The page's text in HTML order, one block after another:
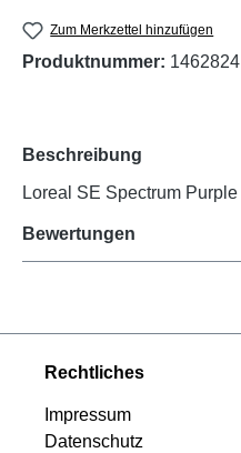
Zum Merkzettel hinzufügen
Produktnummer: 1462824
Beschreibung
Loreal SE Spectrum
Bewertungen
Rechtliches
Impressum
Datenschutz